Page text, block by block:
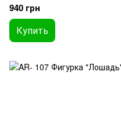
940 грн
Купить